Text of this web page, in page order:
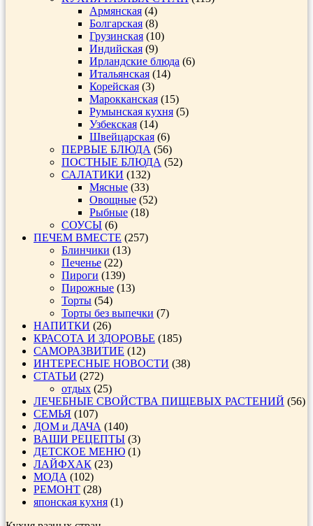
Армянская (4)
Болгарская (8)
Грузинская (10)
Индийская (9)
Ирландские блюда (6)
Итальянская (14)
Корейская (3)
Марокканская (15)
Румынская кухня (5)
Узбекская (14)
Швейцарская (6)
ПЕРВЫЕ БЛЮДА (56)
ПОСТНЫЕ БЛЮДА (52)
САЛАТИКИ (132)
Мясные (33)
Овощные (52)
Рыбные (18)
СОУСЫ (6)
ПЕЧЕМ ВМЕСТЕ (257)
Блинчики (13)
Печенье (22)
Пироги (139)
Пирожные (13)
Торты (54)
Торты без выпечки (7)
НАПИТКИ (26)
КРАСОТА И ЗДОРОВЬЕ (185)
САМОРАЗВИТИЕ (12)
ИНТЕРЕСНЫЕ НОВОСТИ (38)
СТАТЬИ (272)
отдых (25)
ЛЕЧЕБНЫЕ СВОЙСТВА ПИЩЕВЫХ РАСТЕНИЙ (56)
СЕМЬЯ (107)
ДОМ и ДАЧА (140)
ВАШИ РЕЦЕПТЫ (3)
ДЕТСКОЕ МЕНЮ (1)
ЛАЙФХАК (23)
МОДА (102)
РЕМОНТ (28)
японская кухня (1)